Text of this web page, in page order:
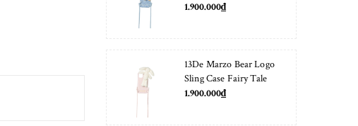
1.900.000₫
13De Marzo Bear Logo
Sling Case Fairy Tale
1.900.000₫